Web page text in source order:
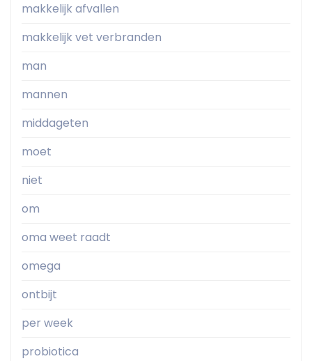
makkelijk afvallen
makkelijk vet verbranden
man
mannen
middageten
moet
niet
om
oma weet raadt
omega
ontbijt
per week
probiotica